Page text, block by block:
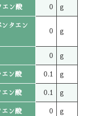
エン酸 0 g
タエン
0 g
0 g
ン酸 0.1 g
ン酸 0.1 g
ン酸 0 g